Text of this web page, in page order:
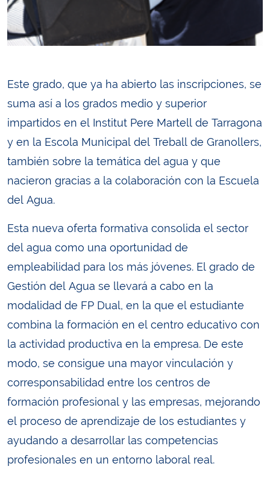
Este grado, que ya ha abierto las inscripciones, se
suma así a los grados medio y superior
impartidos en el Institut Pere Martell de Tarragona
y en la Escola Municipal del Treball de Granollers,
también sobre la temática del agua y que
nacieron gracias a la colaboración con la Escuela
del Agua.
Esta nueva oferta formativa consolida el sector
del agua como una oportunidad de
empleabilidad para los más jóvenes. El grado de
Gestión del Agua se llevará a cabo en la
modalidad de FP Dual, en la que el estudiante
combina la formación en el centro educativo con
la actividad productiva en la empresa. De este
modo, se consigue una mayor vinculación y
corresponsabilidad entre los centros de
formación profesional y las empresas, mejorando
el proceso de aprendizaje de los estudiantes y
ayudando a desarrollar las competencias
profesionales en un entorno laboral real.